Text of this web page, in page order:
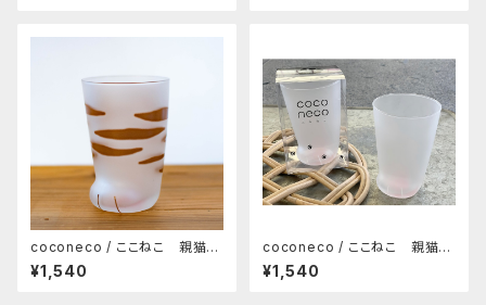
coconeco / ここねこ 親猫タ
ンブラー 300ml（トラ）
¥1,540
coconeco / ここねこ 親猫タ
ンブラー 300ml（ムジ）
¥1,540